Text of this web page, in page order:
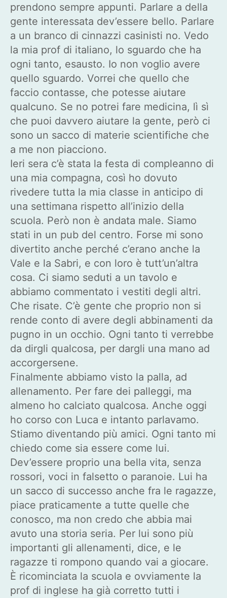
prendono sempre appunti. Parlare a della
gente interessata dev’essere bello. Parlare
a un branco di cinnazzi casinisti no. Vedo
la mia prof di italiano, lo sguardo che ha
ogni tanto, esausto. Io non voglio avere
quello sguardo. Vorrei che quello che
faccio contasse, che potesse aiutare
qualcuno. Se no potrei fare medicina, lì sì
che puoi davvero aiutare la gente, però ci
sono un sacco di materie scientifiche che
a me non piacciono.
Ieri sera c’è stata la festa di compleanno di
una mia compagna, così ho dovuto
rivedere tutta la mia classe in anticipo di
una settimana rispetto all’inizio della
scuola. Però non è andata male. Siamo
stati in un pub del centro. Forse mi sono
divertito anche perché c’erano anche la
Vale e la Sabri, e con loro è tutt’un’altra
cosa. Ci siamo seduti a un tavolo e
abbiamo commentato i vestiti degli altri.
Che risate. C’è gente che proprio non si
rende conto di avere degli abbinamenti da
pugno in un occhio. Ogni tanto ti verrebbe
da dirgli qualcosa, per dargli una mano ad
accorgersene.
Finalmente abbiamo visto la palla, ad
allenamento. Per fare dei palleggi, ma
almeno ho calciato qualcosa. Anche oggi
ho corso con Luca e intanto parlavamo.
Stiamo diventando più amici. Ogni tanto mi
chiedo come sia essere come lui.
Dev’essere proprio una bella vita, senza
rossori, voci in falsetto o paranoie. Lui ha
un sacco di successo anche fra le ragazze,
piace praticamente a tutte quelle che
conosco, ma non credo che abbia mai
avuto una storia seria. Per lui sono più
importanti gli allenamenti, dice, e le
ragazze ti rompono quando vai a giocare.
È ricominciata la scuola e ovviamente la
prof di inglese ha già corretto tutti i